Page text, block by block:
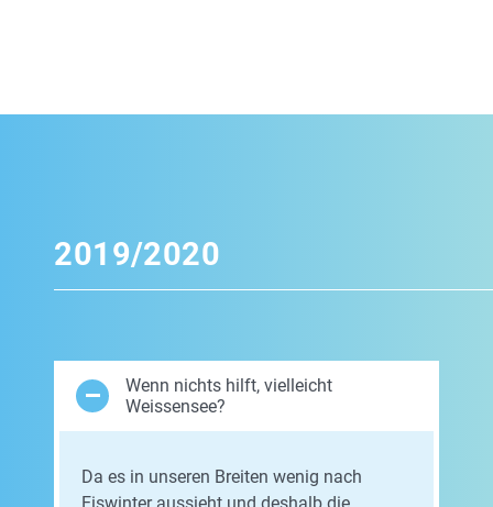
2019/2020
Wenn nichts hilft, vielleicht
Weissensee?
Da es in unseren Breiten wenig nach